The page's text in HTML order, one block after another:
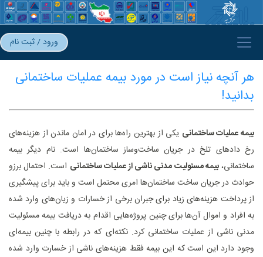
ورود / ثبت نام
هر آنچه نیاز است در مورد بیمه عملیات ساختمانی
بدانید!
بیمه عملیات ساختمانی یکی از بهترین راه‌ها برای در امان ماندن از هزینه‌های
رخ داد‌های تلخ در جریان ساخت‌وساز ساختمان‌ها است. نام دیگر بیمه
ساختمانی،بیمه مسئولیت مدنی ناشی از عملیات ساختمانی است. احتمال برزو
حوادث در جریان ساخت ساختمان‌ها امری محتمل است و باید برای پیشگیری
از پرداخت هزینه‌های زیاد برای جبران برخی از خسارات و زیان‌های وارد شده
به افراد و اموال آن‌ها برای چنین پروژه‌هایی اقدام به دریافت بیمه مسئولیت
مدنی ناشی از عملیات ساختمانی کرد. نکته‌ای که در رابطه با چنین بیمه‌ای
وجود دارد این است که این بیمه فقط هزینه‌های ناشی از خسارت وارد شده